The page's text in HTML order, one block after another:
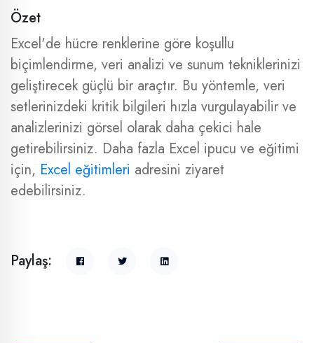
Özet
Excel'de hücre renklerine göre koşullu
biçimlendirme, veri analizi ve sunum tekniklerinizi
geliştirecek güçlü bir araçtır. Bu yöntemle, veri
setlerinizdeki kritik bilgileri hızla vurgulayabilir ve
analizlerinizi görsel olarak daha çekici hale
getirebilirsiniz. Daha fazla Excel ipucu ve eğitimi
için, Excel eğitimleri adresini ziyaret
edebilirsiniz.
Paylaş: